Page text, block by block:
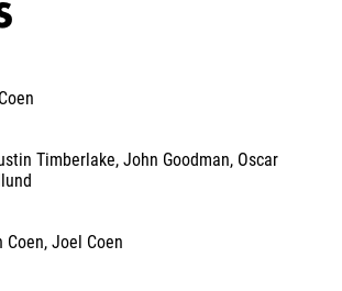
Timberlake,John Goodman, Oscar
Coen,Joel Coen